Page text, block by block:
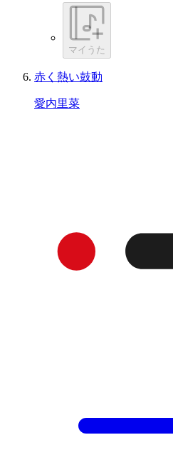
マイうた
赤く熱い鼓動
愛内里菜